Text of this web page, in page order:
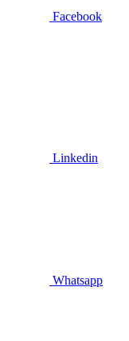
Facebook
Linkedin
Whatsapp